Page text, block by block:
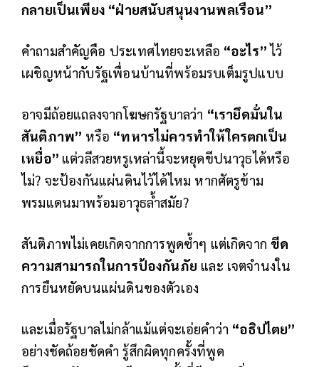
กลายเป็นเพียง “ฝ่ายสนับสนุนงานพลเรือน”
คำถามสำคัญคือ ประเทศไทยจะเหลือ “อะไร”ไว้
เผชิญหน้ากับรัฐเพื่อนบ้านที่พร้อมรบเต็มรูปแบบ
อาจมีถ้อยแถลงจากโฆษกรัฐบาลว่า “เรายึดมั่นใน
สันติภาพ” หรือ “ทหารไม่ควรทำให้ใครตกเป็น
เหยื่อ” แต่วลีสวยหรูเหล่านี้จะหยุดขีปนาวุธได้หรือ
ไม่? จะป้องกันแผ่นดินไว้ได้ไหม หากศัตรูข้าม
พรมแดนมาพร้อมอาวุธล้ำสมัย?
สันติภาพไม่เคยเกิดจากการพูดซ้ำๆ แต่เกิดจาก ขีด
ความสามารถในการป้องกันภัย และ เจตจำนงใน
การยืนหยัดบนแผ่นดินของตัวเอง
และเมื่อรัฐบาลไม่กล้าแม้แต่จะเอ่ยคำว่า “อธิปไตย”
อย่างชัดถ้อยชัดคำรู้สึกผิดทุกครั้งที่พูด